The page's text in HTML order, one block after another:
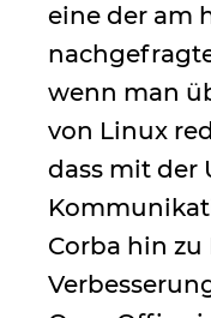
eine der am
wenn man
von Linux
dass mit der
Corba hin